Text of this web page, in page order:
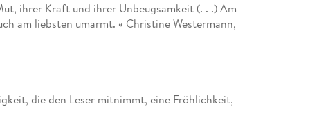
ihrer Kraft und ihrer Unbeugsamkeit (. . .) Am
am liebsten umarmt. « Christine Westermann,
die den Leser mitnimmt, eine Fröhlichkeit,